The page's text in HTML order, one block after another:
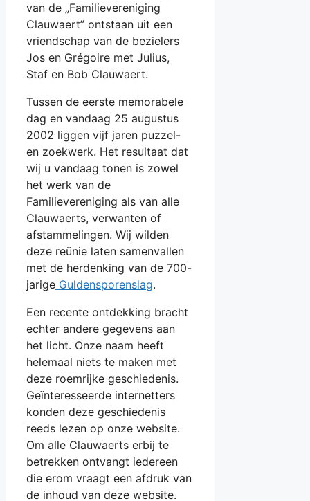
van de „Familievereniging
Clauwaert” ontstaan uit een
vriendschap van de bezielers
Jos en Grégoire met Julius,
Staf en Bob Clauwaert.
Tussen de eerste memorabele
dag en vandaag 25 augustus
2002 liggen vijf jaren puzzel-
en zoekwerk. Het resultaat dat
wij u vandaag tonen is zowel
het werk van de
Familievereniging als van alle
Clauwaerts, verwanten of
afstammelingen. Wij wilden
deze reünie laten samenvallen
met de herdenking van de 700-
jarige Guldensporenslag.
Een recente ontdekking bracht
echter andere gegevens aan
het licht. Onze naam heeft
helemaal niets te maken met
deze roemrijke geschiedenis.
Geïnteresseerde internetters
konden deze geschiedenis
reeds lezen op onze website.
Om alle Clauwaerts erbij te
betrekken ontvangt iedereen
die erom vraagt een afdruk van
de inhoud van deze website.